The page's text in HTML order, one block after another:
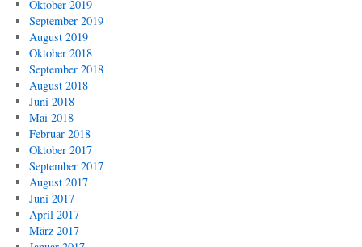
Oktober 2019
September 2019
August 2019
Oktober 2018
September 2018
August 2018
Juni 2018
Mai 2018
Februar 2018
Oktober 2017
September 2017
August 2017
Juni 2017
April 2017
März 2017